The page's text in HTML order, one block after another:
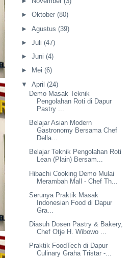
► Oktober (80)
► Agustus (39)
► Juli (47)
► Juni (4)
►
Mei (6)
▼ April (24)
Demo Masak Teknik
Pengolahan Roti di Dapur
Pastry ...
Belajar Asian Modern
Gastronomy Bersama Chef
Della...
Belajar Teknik Pengolahan Roti
Lean (Plain) Bersam...
Hibachi Cooking Demo Mulai
Merambah Mall - Chef Th...
Serunya Praktik Masak
Indonesian Food di Dapur
Gra...
Diasuh Dosen Pastry & Bakery,
Chef Otje H. Wibowo ...
Praktik FoodTech di Dapur
Culinary Graha Tristar -...